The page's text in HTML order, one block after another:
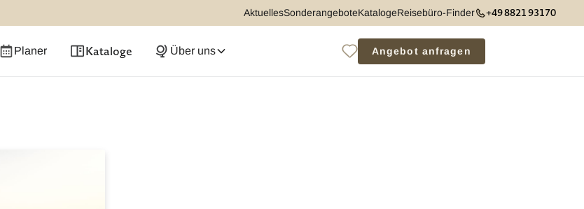
AktuellesSonderangeboteKatalogeReisebüro-Finder +49 8821 93170
Planer Kataloge Über uns Angebot anfragen